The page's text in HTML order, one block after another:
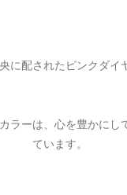
に配されたピンクダイ
ラーは、心を豊かにし
ています。